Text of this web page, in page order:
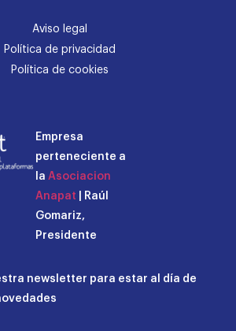
Aviso legal
Política de privacidad
Política de cookies
Empresa
perteneciente a
la Asociacion
Anapat | Raúl
Gomariz,
Presidente
newsletter para estar al día de